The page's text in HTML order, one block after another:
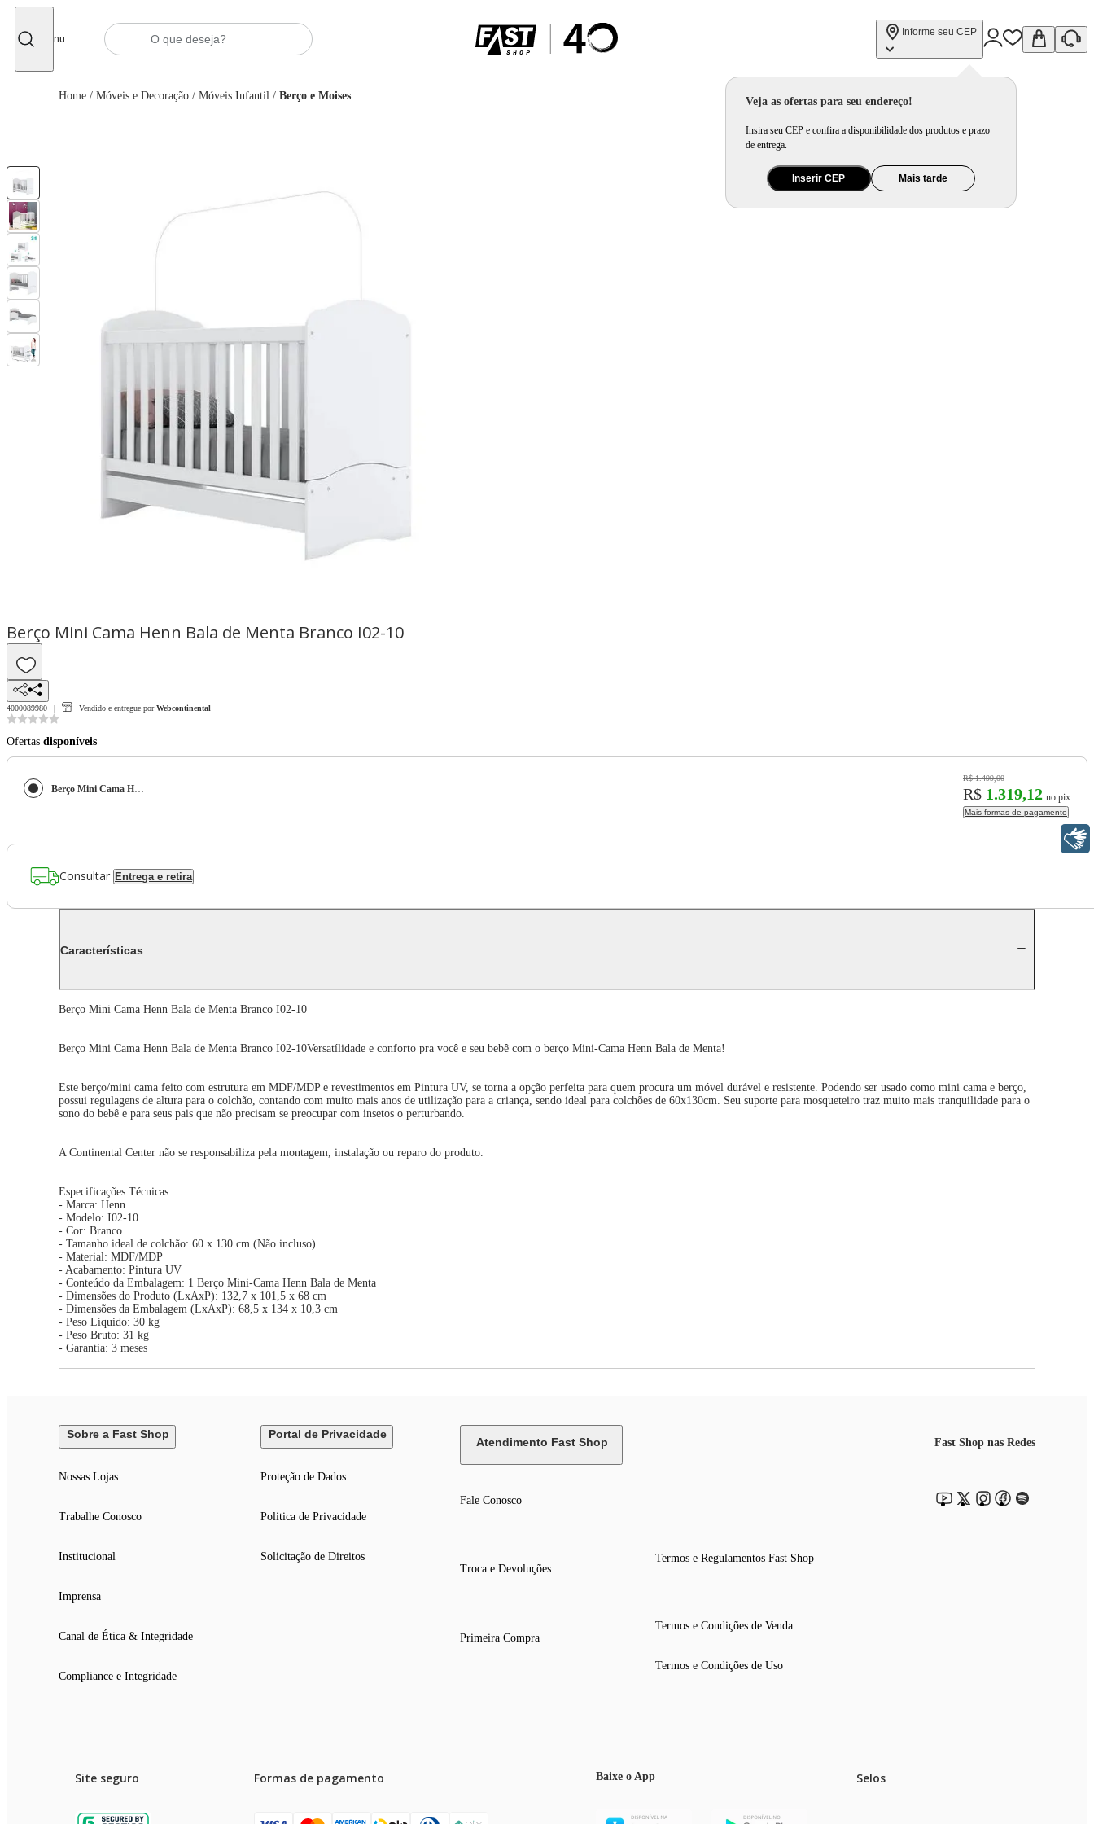
Menu
Informe seu CEP
Veja as ofertas para seu endereço!
Insira seu CEP e confira a disponibilidade dos produtos e prazo
de entrega.
Inserir CEP Mais tarde
Home / Móveis e Decoração / Móveis Infantil / Berço e Moises
Berço Mini Cama Henn Bala de Menta Branco I02-10
4000089980 Vendido e entregue por Webcontinental
Ofertas disponíveis
Berço Mini Cama Henn Bala de Menta Branco I02-10
R$ 1.499,00
R$ 1.319,12 no pix
Mais formas de pagamento
Consultar Entrega e retira
Características
Berço Mini Cama Henn Bala de Menta Branco I02-10
Berço Mini Cama Henn Bala de Menta Branco I02-10Versatílidade e conforto pra você e seu bebê com o berço Mini-Cama Henn Bala de Menta!
Este berço/mini cama feito com estrutura em MDF/MDP e revestimentos em Pintura UV, se torna a opção perfeita para quem procura um móvel durável e resistente. Podendo ser usado como mini cama e berço,
possui regulagens de altura para o colchão, contando com muito mais anos de utilização para a criança, sendo ideal para colchões de 60x130cm. Seu suporte para mosqueteiro traz muito mais tranquilidade para o
sono do bebê e para seus pais que não precisam se preocupar com insetos o perturbando.
A Continental Center não se responsabiliza pela montagem, instalação ou reparo do produto.
Especificações Técnicas
- Marca: Henn
- Modelo: I02-10
- Cor: Branco
- Tamanho ideal de colchão: 60 x 130 cm (Não incluso)
- Material: MDF/MDP
- Acabamento: Pintura UV
- Conteúdo da Embalagem: 1 Berço Mini-Cama Henn Bala de Menta
- Dimensões do Produto (LxAxP): 132,7 x 101,5 x 68 cm
- Dimensões da Embalagem (LxAxP): 68,5 x 134 x 10,3 cm
- Peso Líquido: 30 kg
- Peso Bruto: 31 kg
- Garantia: 3 meses
Sobre a Fast Shop
Nossas Lojas
Trabalhe Conosco
Institucional
Imprensa
Canal de Ética & Integridade
Compliance e Integridade
Portal de Privacidade
Proteção de Dados
Politica de Privacidade
Solicitação de Direitos
Atendimento Fast Shop
Fale Conosco
Troca e Devoluções
Primeira Compra
Termos e Regulamentos Fast Shop
Termos e Condições de Venda
Termos e Condições de Uso
Fast Shop nas Redes
Site seguro Formas de pagamento Baixe o App Selos
Libras